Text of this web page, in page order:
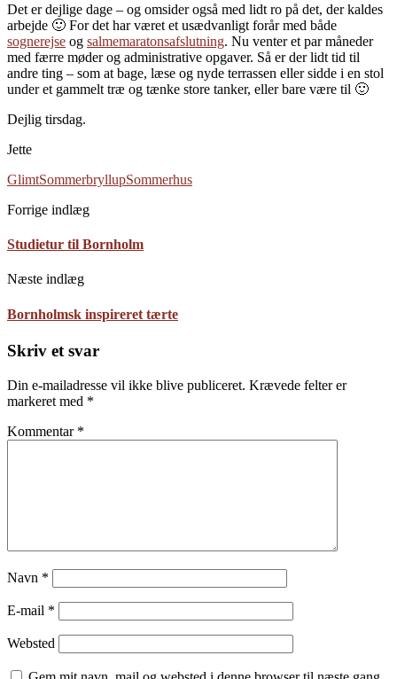
Det er dejlige dage – og omsider også med lidt ro på det, der kaldes
arbejde 🙂 For det har været et usædvanligt forår med både
sognerejse og salmemaratonsafslutning. Nu venter et par måneder
med færre møder og administrative opgaver. Så er der lidt tid til
andre ting – som at bage, læse og nyde terrassen eller sidde i en stol
under et gammelt træ og tænke store tanker, eller bare være til 🙂
Dejlig tirsdag.
Jette
GlimtSommerbryllupSommerhus
Forrige indlæg
Studietur til Bornholm
Næste indlæg
Bornholmsk inspireret tærte
Skriv et svar
Din e-mailadresse vil ikke blive publiceret. Krævede felter er
markeret med *
Kommentar *
Navn *
E-mail *
Websted